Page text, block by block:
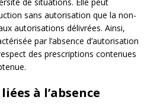
sans autorisation que la non-
autorisations délivrées. Ainsi,
par l’absence d’autorisation
des prescriptions contenues
à l’absence